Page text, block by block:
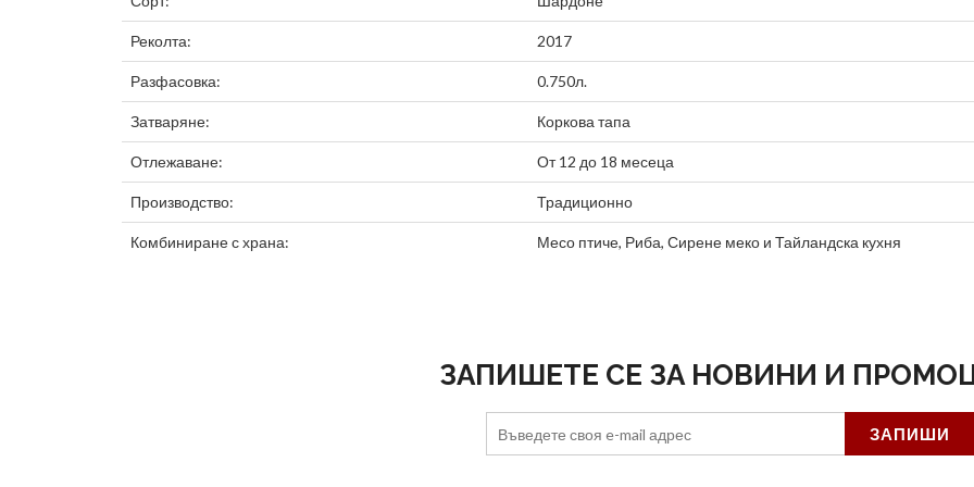
Реколта: 2017
Разфасовка: 0.750л.
Затваряне: Коркова тапа
Отлежаване: От 12 до 18 месеца
Производство: Традиционно
Комбиниране с храна: Месо птиче, Риба, Сирене меко и Тайландска кухня
ЗАПИШЕТЕ СЕ ЗА НОВИНИ И